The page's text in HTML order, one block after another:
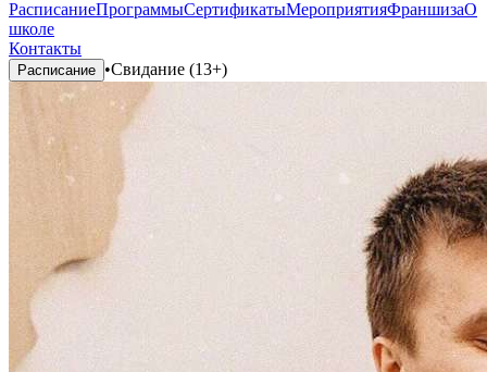
РасписаниеПрограммыСертификатыМероприятияФраншизаО
школе
Контакты
Расписание •Свидание (13+)